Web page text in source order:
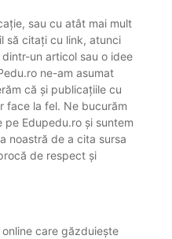
sau cu atât mai mult
să citați cu link, atunci
un articol sau o idee
ne-am asumat
că și publicațiile cu
face la fel. Ne bucurăm
Edupedu.ro și suntem
noastră de a cita sursa
de respect și
care găzduiește